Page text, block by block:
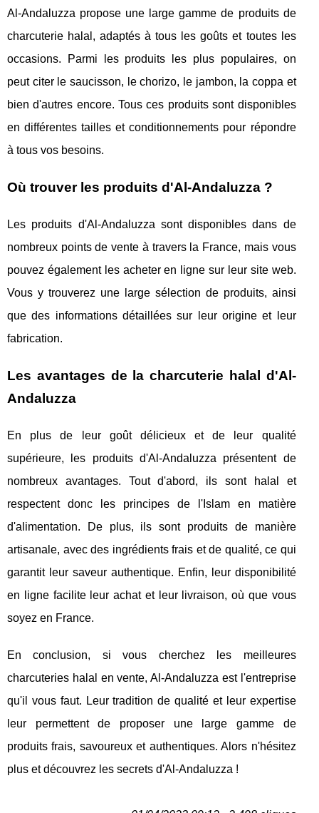
Al-Andaluzza propose une large gamme de produits de
charcuterie halal, adaptés à tous les goûts et toutes les
occasions. Parmi les produits les plus populaires, on
peut citer le saucisson, le chorizo, le jambon, la coppa et
bien d'autres encore. Tous ces produits sont disponibles
en différentes tailles et conditionnements pour répondre
à tous vos besoins.
Où trouver les produits d'Al-Andaluzza ?
Les produits d'Al-Andaluzza sont disponibles dans de
nombreux points de vente à travers la France, mais vous
pouvez également les acheter en ligne sur leur site web.
Vous y trouverez une large sélection de produits, ainsi
que des informations détaillées sur leur origine et leur
fabrication.
Les avantages de la charcuterie halal d'Al-
Andaluzza
En plus de leur goût délicieux et de leur qualité
supérieure, les produits d'Al-Andaluzza présentent de
nombreux avantages. Tout d'abord, ils sont halal et
respectent donc les principes de l'Islam en matière
d'alimentation. De plus, ils sont produits de manière
artisanale, avec des ingrédients frais et de qualité, ce qui
garantit leur saveur authentique. Enfin, leur disponibilité
en ligne facilite leur achat et leur livraison, où que vous
soyez en France.
En conclusion, si vous cherchez les meilleures
charcuteries halal en vente, Al-Andaluzza est l'entreprise
qu'il vous faut. Leur tradition de qualité et leur expertise
leur permettent de proposer une large gamme de
produits frais, savoureux et authentiques. Alors n'hésitez
plus et découvrez les secrets d'Al-Andaluzza !